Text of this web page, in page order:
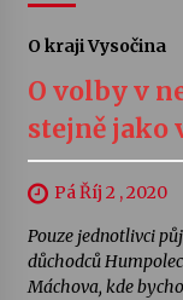
O kraji Vysočina
O volby v
stejně jako
Pá Říj 2 , 2020
Pouze jednotlivci
důchodců
Máchova, kde